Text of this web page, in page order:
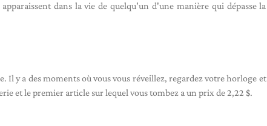
dans la vie de quelqu'un d'une manière qui dépasse la
Il y a des moments où vous vous réveillez, regardez votre horloge et
et le premier article sur lequel vous tombez a un prix de 2,22 $.